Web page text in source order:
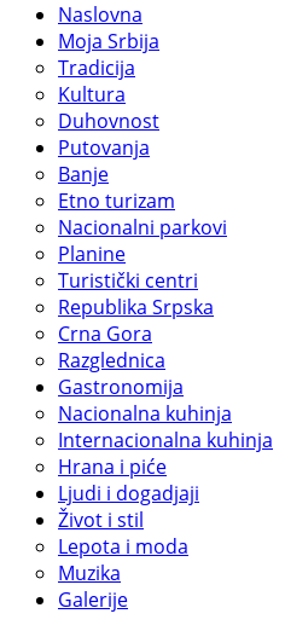
Naslovna
Moja Srbija
Tradicija
Kultura
Duhovnost
Putovanja
Banje
Etno turizam
Nacionalni parkovi
Planine
Turistički centri
Republika Srpska
Crna Gora
Razglednica
Gastronomija
Nacionalna kuhinja
Internacionalna kuhinja
Hrana i piće
Ljudi i dogadjaji
Život i stil
Lepota i moda
Muzika
Galerije